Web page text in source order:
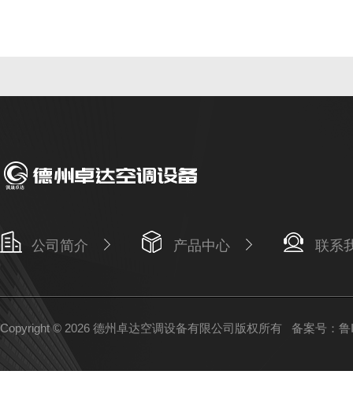
公司简介 产品中心 联系
Copyright © 2026 德州卓达空调设备有限公司版权所有 备案号：